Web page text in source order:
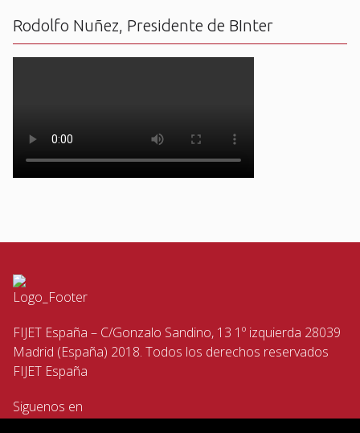
Rodolfo Nuñez, Presidente de BInter
FIJET España – C/Gonzalo Sandino, 13 1º izquierda 28039
Madrid (España) 2018. Todos los derechos reservados
FIJET España
Siguenos en